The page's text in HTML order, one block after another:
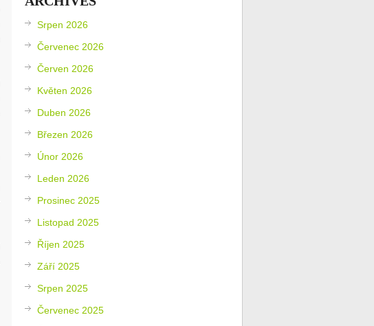
Srpen 2026
Červenec 2026
Červen 2026
Květen 2026
Duben 2026
Březen 2026
Únor 2026
Leden 2026
Prosinec 2025
Listopad 2025
Říjen 2025
Září 2025
Srpen 2025
Červenec 2025